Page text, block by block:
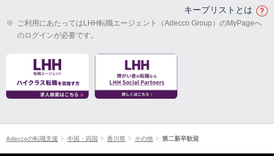
キープリストとは
※ ご利用にあたってはLHH転職エージェント（Adecco Group）のMyPageへ
のログインが必要です。
Adeccoの転職支援 中国・四国 香川県 その他 第二新卒歓迎